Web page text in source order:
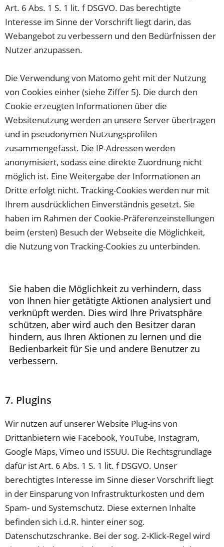
Art. 6 Abs. 1 S. 1 lit. f DSGVO. Das berechtigte
Interesse im Sinne der Vorschrift liegt darin, das
Webangebot zu verbessern und den Bedürfnissen der
Nutzer anzupassen.
Die Verwendung von Matomo geht mit der Nutzung
von Cookies einher (siehe Ziffer 5). Die durch den
Cookie erzeugten Informationen über die
Websitenutzung werden an unsere Server übertragen
und in pseudonymen Nutzungsprofilen
zusammengefasst. Die IP-Adressen werden
anonymisiert, sodass eine direkte Zuordnung nicht
möglich ist. Eine Weitergabe der Informationen an
Dritte erfolgt nicht. Tracking-Cookies werden nur mit
Ihrem ausdrücklichen Einverständnis gesetzt. Sie
haben im Rahmen der Cookie-Präferenzeinstellungen
beim (ersten) Besuch der Webseite die Möglichkeit,
die Nutzung von Tracking-Cookies zu unterbinden.
7. Plugins
Wir nutzen auf unserer Website Plug-ins von
Drittanbietern wie Facebook, YouTube, Instagram,
Google Maps, Vimeo und ISSUU. Die Rechtsgrundlage
dafür ist Art. 6 Abs. 1 S. 1 lit. f DSGVO. Unser
berechtigtes Interesse im Sinne dieser Vorschrift liegt
in der Einsparung von Infrastrukturkosten und dem
Spam- und Systemschutz. Diese externen Inhalte
befinden sich i.d.R. hinter einer sog.
Datenschutzschranke. Bei der sog. 2-Klick-Regel wird